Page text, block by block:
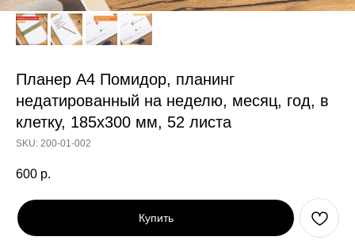
Планер А4 Помидор, планинг
недатированный на неделю, месяц, год, в
клетку, 185х300 мм, 52 листа
SKU: 200-01-002
600 р.
Купить